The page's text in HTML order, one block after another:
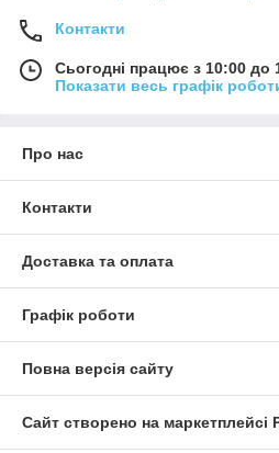
Контакти
Сьогодні працює з 10:00 до
Показати весь графік
Про нас
Контакти
Доставка та оплата
Графік роботи
Повна версія сайту
Сайт створено на маркетплейсі